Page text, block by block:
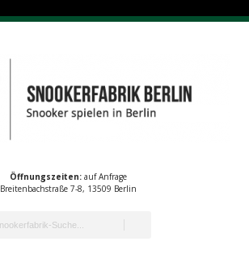
Öffnungszeiten:auf Anfrage
Breitenbachstraße 7-8, 13509 Berlin